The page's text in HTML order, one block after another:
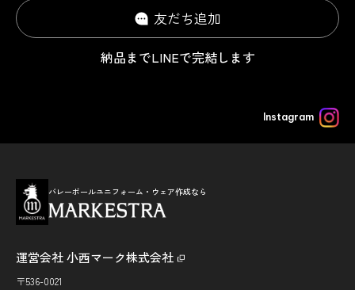
友だち追加
納品までLINEで完結します
Instagram
バレーボールユニフォーム・ウェア作成なら
運営会社 小西マーク株式会社
〒536-0021